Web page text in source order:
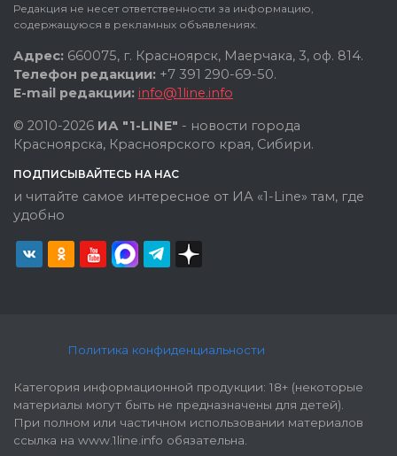
Редакция не несет ответственности за информацию,
содержащуюся в рекламных объявлениях.
Адрес: 660075, г. Красноярск, Маерчака, 3, оф. 814.
Телефон редакции: +7 391 290-69-50.
E-mail редакции: info@1line.info
© 2010-2026 ИА "1-LINE" - новости города
Красноярска, Красноярского края, Сибири.
ПОДПИСЫВАЙТЕСЬ НА НАС
и читайте самое интересное от ИА «1-Line» там, где
удобно
Политика конфиденциальности
Категория информационной продукции: 18+ (некоторые
материалы могут быть не предназначены для детей).
При полном или частичном использовании материалов
ссылка на www.1line.info обязательна.